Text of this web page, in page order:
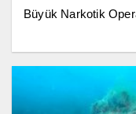
Büyük Narkotik